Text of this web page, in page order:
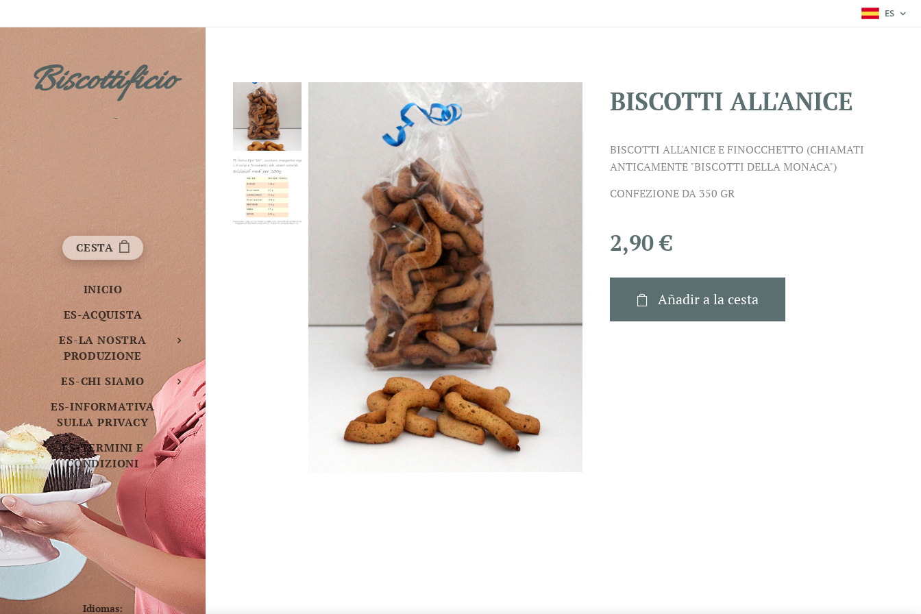
ES
Biscottificio
Fichera
CESTA
INICIO
ES-ACQUISTA
ES-LA NOSTRA
PRODUZIONE
ES-CHI SIAMO
ES-INFORMATIVA
SULLA PRIVACY
ES-TERMINI E
CONDIZIONI
BISCOTTI ALL'ANICE
BISCOTTI ALL'ANICE E FINOCCHETTO (CHIAMATI
ANTICAMENTE "BISCOTTI DELLA MONACA")
CONFEZIONE DA 350 GR
2,90€
Añadir a la cesta
Idiomas